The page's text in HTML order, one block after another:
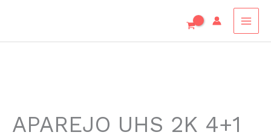
contenido
APAREJO UHS 2K 4+1
2K